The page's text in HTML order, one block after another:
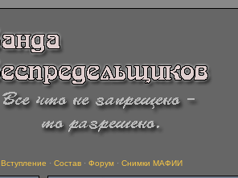
Вступление · Состав · Форум · Снимки МАФИИ